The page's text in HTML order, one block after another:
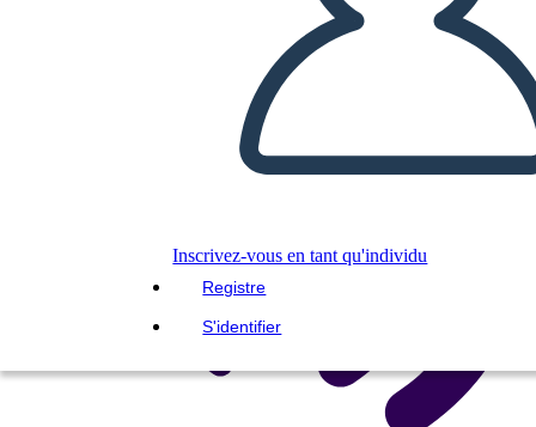
Inscrivez-vous en tant qu'individu
Registre
S'identifier